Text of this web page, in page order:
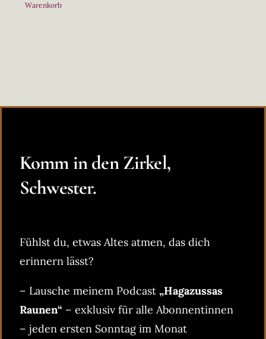
Warenkorb
Komm in den Zirkel,
Schwester.
Fühlst du, etwas Altes atmen, das dich
erinnern lässt?
– Lausche meinem Podcast „Hagazussas
Raunen“ – exklusiv für alle Abonnentinnen
– jeden ersten Sonntag im Monat